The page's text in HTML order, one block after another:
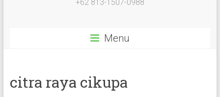
+62 813-1507-0988
Menu
citra raya cikupa